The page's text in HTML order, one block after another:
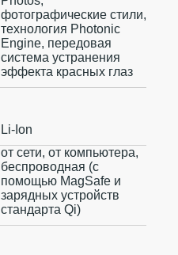
фотографические стили,
технология Photonic
Engine, передовая
система устранения
эффекта красных глаз
Li-Ion
от сети, от компьютера,
беспроводная (с
помощью MagSafe и
зарядных устройств
стандарта Qi)